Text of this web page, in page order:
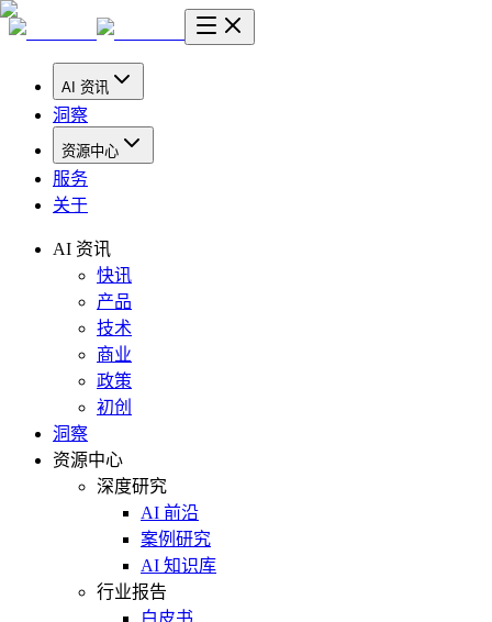
AI 资讯
洞察
资源中心
服务
关于
AI 资讯
快讯
产品
技术
商业
政策
初创
洞察
资源中心
深度研究
AI 前沿
案例研究
AI 知识库
行业报告
白皮书